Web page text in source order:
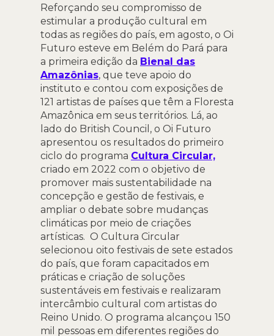
Reforçando seu compromisso de
estimular a produção cultural em
todas as regiões do país, em agosto, o Oi
Futuro esteve em Belém do Pará para
a primeira edição da Bienal das
Amazônias, que teve apoio do
instituto e contou com exposições de
121 artistas de países que têm a Floresta
Amazônica em seus territórios. Lá, ao
lado do British Council, o Oi Futuro
apresentou os resultados do primeiro
ciclo do programa Cultura Circular,
criado em 2022 com o objetivo de
promover mais sustentabilidade na
concepção e gestão de festivais, e
ampliar o debate sobre mudanças
climáticas por meio de criações
artísticas. O Cultura Circular
selecionou oito festivais de sete estados
do país, que foram capacitados em
práticas e criação de soluções
sustentáveis em festivais e realizaram
intercâmbio cultural com artistas do
Reino Unido. O programa alcançou 150
mil pessoas em diferentes regiões do